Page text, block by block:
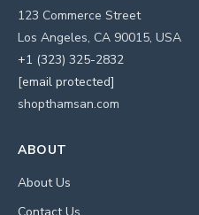
123 Commerce Street
Los Angeles, CA 90015, USA
+1 (323) 325-2832
[email protected]
shopthamsan.com
ABOUT
About Us